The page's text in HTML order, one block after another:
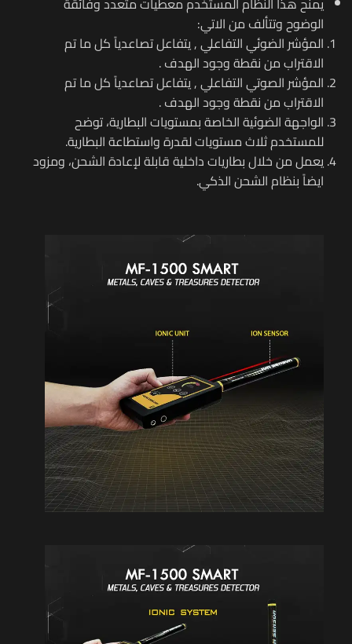
الوضوح وتتألف من الاتي:
المؤشر الضوئي التفاعلي , يتفاعل تصاعدياً كل ما تم
الاقتراب من نقطة وجود الهدف .
المؤشر الصوتي التفاعلي , يتفاعل تصاعدياً كل ما تم
الاقتراب من نقطة وجود الهدف .
الواجهة الضوئية الخاصة بمستويات البطارية، توضح
للمستخدم ثلاث مستويات لقدرة واستطاعة البطارية.
يعمل من خلال بطاريات داخلية قابلة لإعادة الشحن، ومزود
ايضاً بنظام الشحن الذكي.